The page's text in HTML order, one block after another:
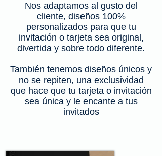
imprenta adeje
Nos adaptamos al gusto del
cliente, diseños 100%
personalizados para que tu
invitación o tarjeta sea original,
divertida y sobre todo diferente.
También tenemos diseños únicos y
no se repiten, una exclusividad
que hace que tu tarjeta o invitación
sea única y le encante a tus
invitados